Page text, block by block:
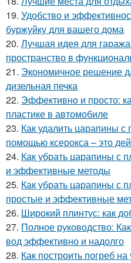
19. Удобство и
буржуйку для вашего дома
20. Лучшая идея для
пространство в
21. Экономичное решение
дизельная печка
22. Эффективно и просто:
пластике в автомобиле
23. Как удалить царапины с
помощью ксерокса – это
24. Как убрать царапины с
и эффективные методы
25. Как убрать царапины с
простые и эффективные
26. Широкий плинтус: как
27. Полное руководство:
вод эффективно и надолго
28. Как построить погреб